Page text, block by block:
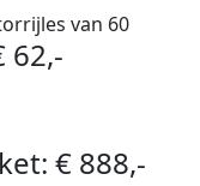
van 60
62,-
€ 888,-